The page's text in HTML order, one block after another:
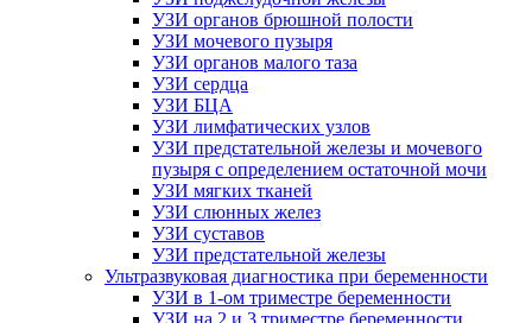
УЗИ органов брюшной полости
УЗИ мочевого пузыря
УЗИ органов малого таза
УЗИ сердца
УЗИ БЦА
УЗИ лимфатических узлов
УЗИ предстательной железы и мочевого
пузыря с определением остаточной мочи
УЗИ мягких тканей
УЗИ слюнных желез
УЗИ суставов
УЗИ предстательной железы
Ультразвуковая диагностика при беременности
УЗИ в 1-ом триместре беременности